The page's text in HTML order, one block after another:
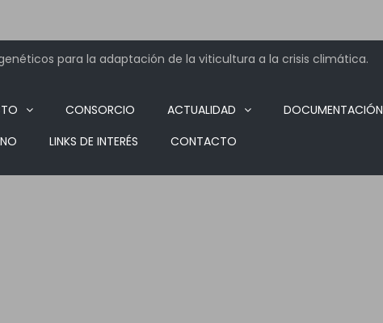
para la adaptación de la viticultura a la crisis climática.
CONSORCIO ACTUALIDAD DOCUMENTACIÓN
LINKS DE INTERÉS CONTACTO